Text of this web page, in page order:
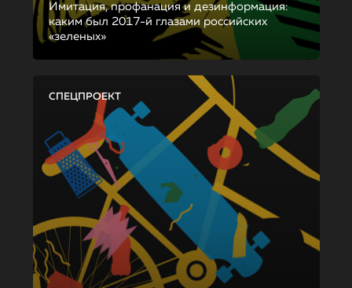
Имитация, профанация и дезинформация:
каким был 2017-й глазами российских
«зеленых»
СПЕЦПРОЕКТ